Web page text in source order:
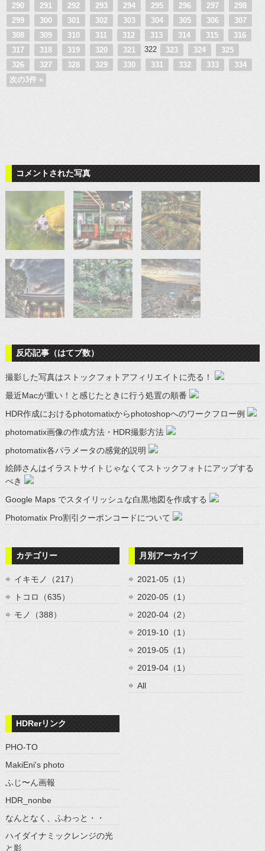
290
291 292 293 294 295 296 297
298
299
300 301 302 303 304 305 306
307
308
309 310 311 312 313 314 315
316
317
318 319 320 321 322 323 324
325
326
327 328 329 330 331 332 333
334
次の3件 »
コメントされた写真
反応記事（はてブ数）
撮影した写真はストックフォトアフィリエイトに売る！
最近Macが重い！と感じたときに行う処置の順番
HDR作成におけるphotomatixからphotoshopへのワークフロー例
photomatix画像の作成方法・HDR撮影方法
photomatix各パラメータの感覚的説明
絵師さんはイラストサイトじゃなくてストックフォトにアップする
べき
Google Maps でスタイリッシュな白黒地図を作成する
Photomatix Pro割引クーポンコードについて
カテゴリー
イキモノ（217）
トコロ（635）
モノ（388）
月別アーカイブ
2021-05（1）
2020-05（1）
2020-04（2）
2019-10（1）
2019-05（1）
2019-04（1）
All
HDRerリンク
PHO-TO
MakiEni's photo
ふじ〜ん画報
HDR_nonbe
なんとなく、ふわっと・・
ハイダイナミックレンジの光
と影